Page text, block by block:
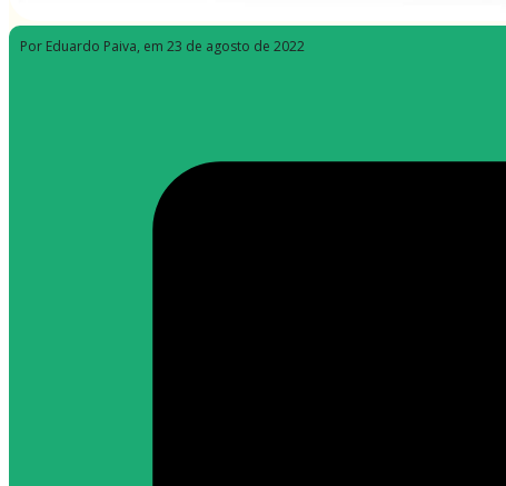
Por Eduardo Paiva, em 23 de agosto de 2022